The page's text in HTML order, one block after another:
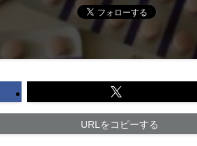
URLをコピーする